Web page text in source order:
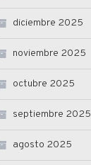
diciembre 2025
noviembre 2025
octubre 2025
septiembre 2025
agosto 2025